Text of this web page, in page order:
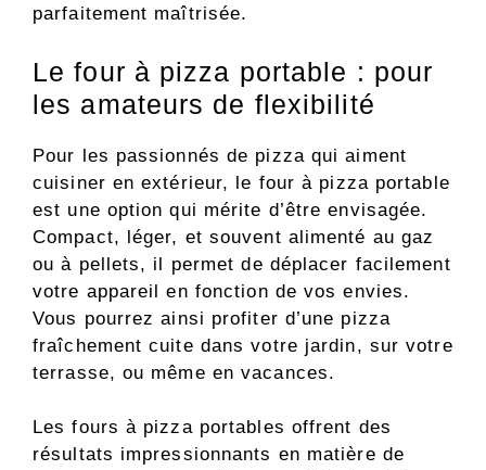
parfaitement maîtrisée.
Le four à pizza portable : pour
les amateurs de flexibilité
Pour les passionnés de pizza qui aiment
cuisiner en extérieur, le four à pizza portable
est une option qui mérite d’être envisagée.
Compact, léger, et souvent alimenté au gaz
ou à pellets, il permet de déplacer facilement
votre appareil en fonction de vos envies.
Vous pourrez ainsi profiter d’une pizza
fraîchement cuite dans votre jardin, sur votre
terrasse, ou même en vacances.
Les fours à pizza portables offrent des
résultats impressionnants en matière de